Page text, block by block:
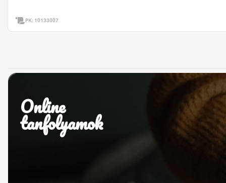
PK: 10133007
Online
tanfolyamok